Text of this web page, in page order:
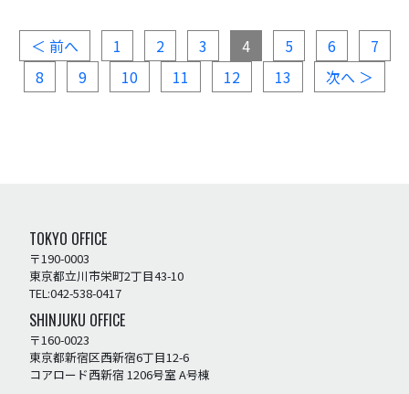
＜ 前へ 1 2 3 4 5 6
7
8
9 10 11 12 13 次へ ＞
TOKYO OFFICE
〒190-0003
東京都立川市栄町2丁目43-10
TEL:042-538-0417
SHINJUKU OFFICE
〒160-0023
東京都新宿区西新宿6丁目12-6
コアロード西新宿 1206号室 A号棟